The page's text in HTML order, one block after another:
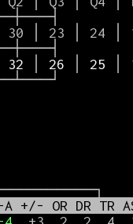
30 │ 23 │ 24 │
32 26 25
│
+/- OR DR TR